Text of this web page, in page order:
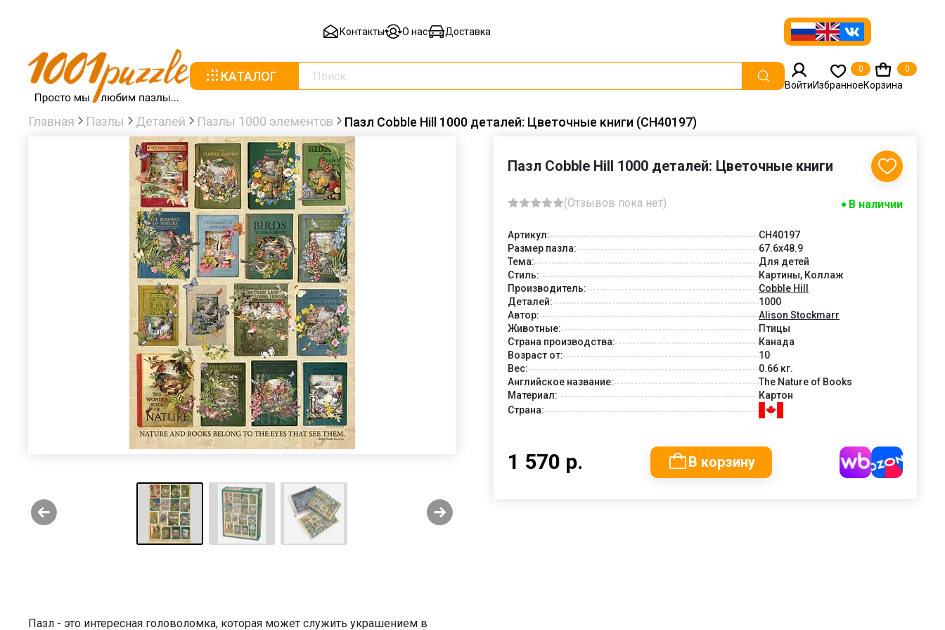
Контакты О нас Доставка
КАТАЛОГ
ВойтиИзбранное
0
Корзина
0
Главная Пазлы Деталей Пазлы 1000 элементов Пазл Cobble Hill 1000 деталей: Цветочные книги (CH40197)
Пазл - это интересная головоломка, которая может служить украшением в
Пазл Cobble Hill 1000 деталей: Цветочные книги
(Отзывов пока нет) В наличии
Артикул:
CH40197
Размер пазла:
67.6x48.9
Тема:
Для детей
Стиль:
Картины, Коллаж
Производитель:
Cobble Hill
Деталей:
1000
Автор:
Alison Stockmarr
Животные:
Птицы
Страна производства:
Канада
Возраст от:
10
Вес:
0.66 кг.
Английское название:
The Nature of Books
Материал:
Картон
Страна:
1 570 р. В корзину